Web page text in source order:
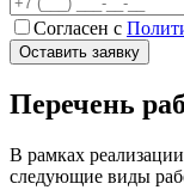
Согласен с
Перечень
В рамках
следующие виды